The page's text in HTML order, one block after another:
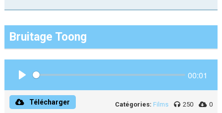
Bruitage Toong
00:01
Télécharger Catégories: Films 250 0